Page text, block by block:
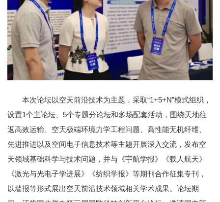
本次论坛以空天前沿技术为主题，采取“1+5+N”模式组织，
设置1个主论坛、5个专题分论坛和多场配套活动，围绕天地往
返高效运输、空天极端环境力学工程问题、高性能无机纤维、
先进推进以及空间电子信息技术等主题开展深入交流，发布空
天领域基础科学与技术问题，并与《宇航学报》《载人航天》
《激光与光电子学进展》《纺织学报》等期刊合作征集专刊，
以墙报等形式展出空天前沿技术领域相关学术成果。论坛期